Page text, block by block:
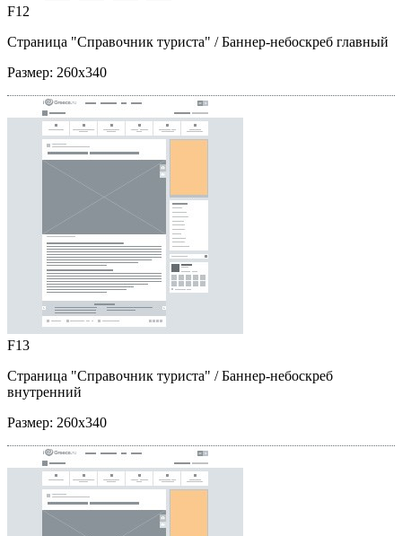
F12
Страница "Справочник туриста" / Баннер-небоскреб главный
Размер: 260x340
F13
Страница "Справочник туриста" / Баннер-небоскреб
внутренний
Размер: 260x340